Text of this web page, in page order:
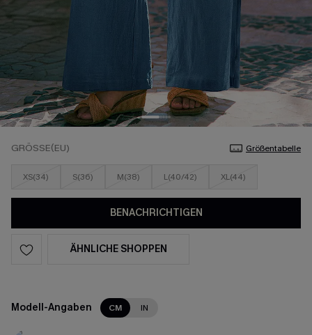
GRÖSSE(EU) Größentabelle
XS(34) S(36) M(38) L(40/42) XL(44)
BENACHRICHTIGEN
ÄHNLICHE SHOPPEN
Modell-Angaben CM IN